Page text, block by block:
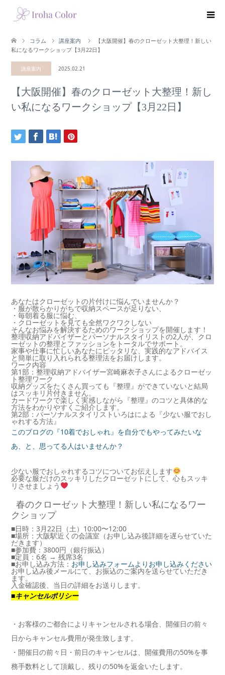
コラム 講座案内
【大阪開催】春のクローゼット大整理！新しい
私になるワークショップ【3月22日】
講座案内 2025.02.21
【大阪開催】春のクローゼット大整理！新し
い私になるワークショップ【3月22日】
あなたはクローゼットの片付けに悩んでいませんか？
・服が散らかりがちで収納スペースが足りない、
・毎朝着る服に悩む、
・クローゼットを見ても全然ワクワクしない
そんなお悩みを解決するためのワークショップを開催します！
整理収納アドバイザーとパーソナルスタイリストの2人が、クロ
ーゼットの整理とファッションをトータルでサポート。
家事や仕事に忙しいあなたにピッタリな、実践的なアドバイス
と簡単に取り入れられる整理法をお届けします。
ワーク内容
第1部：整理収納アドバイザー宮崎麻衣子さんによるクローゼッ
ト整理ワーク
収納グッズをたくさん買っても『整理』ができていないと結局
はスッキリ片付きません。
カードワークで楽しく実感しながら『整理』のコツと具体的な
方法をわかりやすくご紹介します。
第2部：パーソナルスタイリストいろはによる『少ない服でおし
ゃれする方法』
このブログの『10着でおしゃれ』を自分でもやってみたいな
あ、と、思ってる人はいませんか？
少ない服でおしゃれするコツについてお伝えします
必要な服だけのスッキリしたクローゼットにして、心もスッキ
リさせましょう
春のクローゼット大整理！新しい私になるワー
クショップ
■日時：3月22日（土）10:00〜12:00
■場所：大阪駅近くの会議室（お申し込み後詳細を遅らせていた
だきます）
■参加費：3800円（銀行振込）
■定員：6名 → 残席3名
■お申し込み方法： お申し込みフォームよりお申し込みください
お申し込み後メールにて、お振込のご案内を送らせていただき
ます。
入金確認後、当日の詳細をお送りします。
■キャンセルポリシー
・お客様のご都合によりキャンセルされる場合、開催日の前々
日からキャンセル費用が発生致します。
・開催日の前々日・前日のキャンセルは、開催費用の50%を事
務手数料として頂戴し、残りの50%を返金いたします。